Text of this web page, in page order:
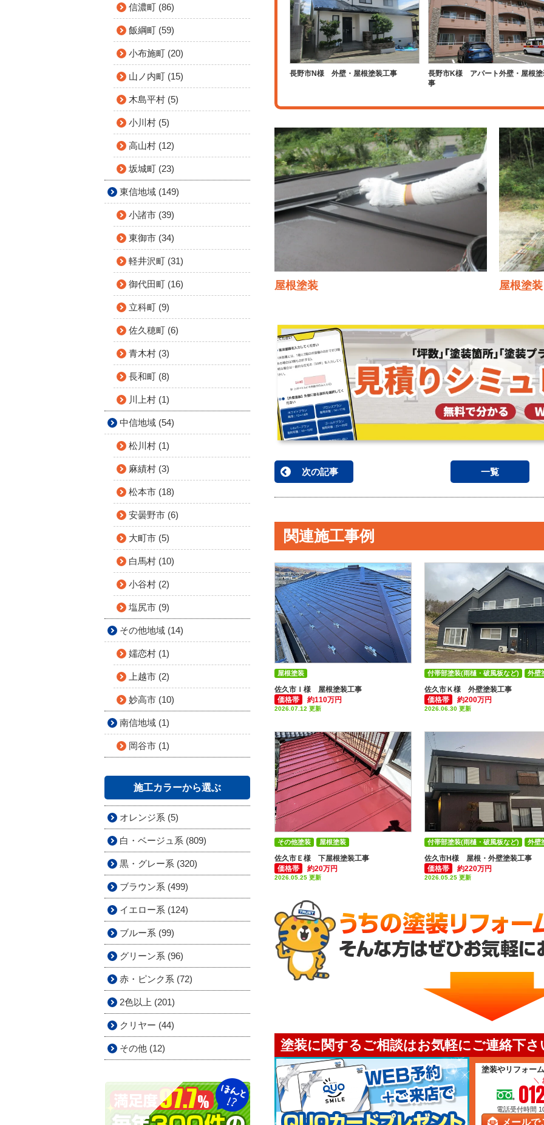
長野市N様 外壁・屋根塗装工事
長野市K様 アパート外壁・屋根塗
事
屋根塗装 屋根塗装
次の記事 一覧
関連施工事例
佐久市Ｉ様 屋根塗装工事
価格帯
約110万円
2026.07.12 更新
屋根塗装
佐久市Ｋ様 外壁塗装工事
価格帯
約200万円
2026.06.30 更新
付帯部塗装(雨樋・破風板など) 外壁
佐久市Ｅ様 下屋根塗装工事
価格帯
約20万円
2026.05.25 更新
その他塗装 屋根塗装
佐久市H様 屋根・外壁塗装工事
価格帯
約220万円
2026.05.25 更新
付帯部塗装(雨樋・破風板など)
外壁
屋根塗装
塗装に関するご相談はお気軽にご連絡下さ
塗装やリフォー
＼
電話受付時間
メールで
信濃町 (86)
飯綱町 (59)
小布施町 (20)
山ノ内町 (15)
木島平村 (5)
小川村 (5)
高山村 (12)
坂城町 (23)
東信地域 (149)
小諸市 (39)
東御市 (34)
軽井沢町 (31)
御代田町 (16)
立科町 (9)
佐久穂町 (6)
青木村 (3)
長和町 (8)
川上村 (1)
中信地域 (54)
松川村 (1)
麻績村 (3)
松本市 (18)
安曇野市 (6)
大町市 (5)
白馬村 (10)
小谷村 (2)
塩尻市 (9)
その他地域 (14)
嬬恋村 (1)
上越市 (2)
妙高市 (10)
南信地域 (1)
岡谷市 (1)
施工カラーから選ぶ
オレンジ系 (5)
白・ベージュ系 (809)
黒・グレー系 (320)
ブラウン系 (499)
イエロー系 (124)
ブルー系 (99)
グリーン系 (96)
赤・ピンク系 (72)
2色以上 (201)
クリヤー (44)
その他 (12)